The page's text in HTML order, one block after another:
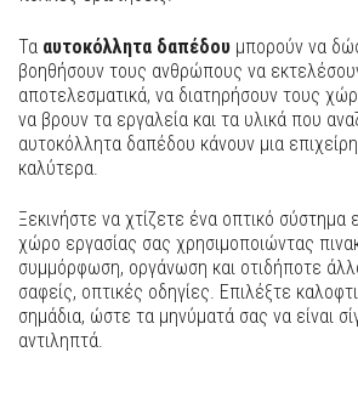
Τα αυτοκόλλητα δαπέδου μπορούν να
βοηθήσουν τους ανθρώπους να
αποτελεσματικά, να διατηρήσουν τους
να βρουν τα εργαλεία και τα υλικά που
αυτοκόλλητα δαπέδου κάνουν μια
καλύτερα.
Ξεκινήστε να χτίζετε ένα οπτικό σύστημα
χώρο εργασίας σας χρησιμοποιώντας
συμμόρφωση, οργάνωση και οτιδήποτε
σαφείς, οπτικές οδηγίες. Επιλέξτε
σημάδια, ώστε τα μηνύματά σας να είναι
αντιληπτά.